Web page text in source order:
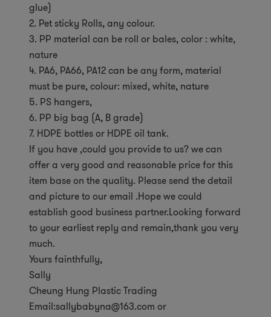
glue)
2. Pet sticky Rolls, any colour.
3. PP material can be roll or bales, color : white,
nature
4. PA6, PA66, PA12 can be any form, material
must be pure, colour: mixed, white, nature
5. PS hangers,
6. PP big bag (A, B grade)
7. HDPE bottles or HDPE oil tank.
If you have ,could you provide to us? we can
offer a very good and reasonable price for this
item base on the quality. Please send the detail
and picture to our email .Hope we could
establish good business partner.Looking forward
to your earliest reply and remain,thank you very
much.
Yours fainthfully,
Sally
Cheung Hung Plastic Trading
Email:sallybabyna@163.com or